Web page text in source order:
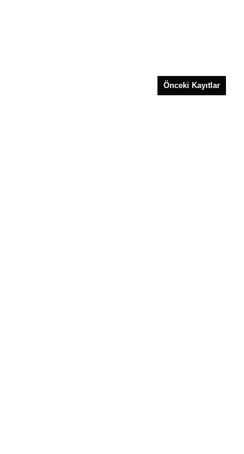
Önceki Kayıtlar